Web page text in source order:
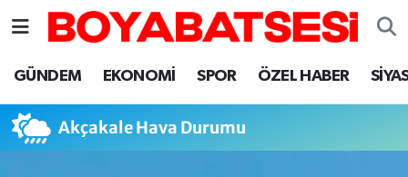
GÜNDEM EKONOMİ SPOR ÖZEL HABER
Akçakale Hava Durumu
Sinop Nöbetçi Eczaneler
Sinop Hava Durumu